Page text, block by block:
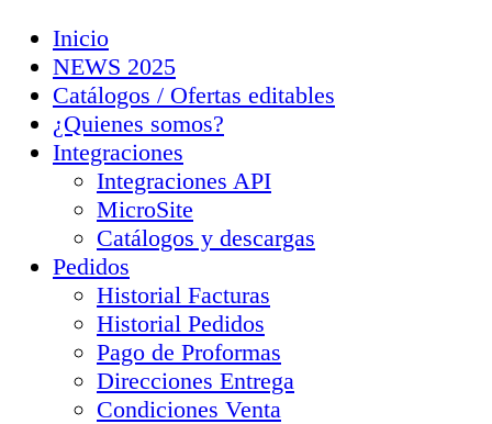
Inicio
NEWS 2025
Catálogos / Ofertas editables
¿Quienes somos?
Integraciones
Integraciones API
MicroSite
Catálogos y descargas
Pedidos
Historial Facturas
Historial Pedidos
Pago de Proformas
Direcciones Entrega
Condiciones Venta